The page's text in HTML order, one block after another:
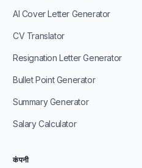
AI Cover Letter Generator
CV Translator
Resignation Letter Generator
Bullet Point Generator
Summary Generator
Salary Calculator
कंपनी